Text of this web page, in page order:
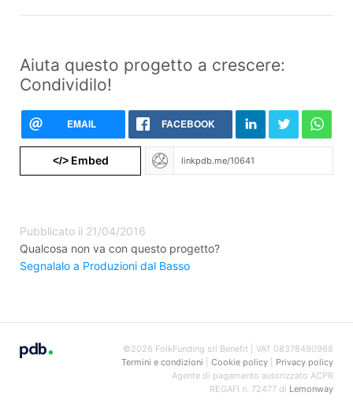
Aiuta questo progetto a crescere:
Condividilo!
EMAIL FACEBOOK
</>Embed
Pubblicato il 21/04/2016
Qualcosa non va con questo progetto?
Segnalalo a Produzioni dal Basso
©2026 FolkFunding srl Benefit | VAT 08378490968
Termini e condizioni
Cookie policy| Privacy policy
Agente di pagamento autorizzato ACPR
REGAFI n. 72477 di Lemonway